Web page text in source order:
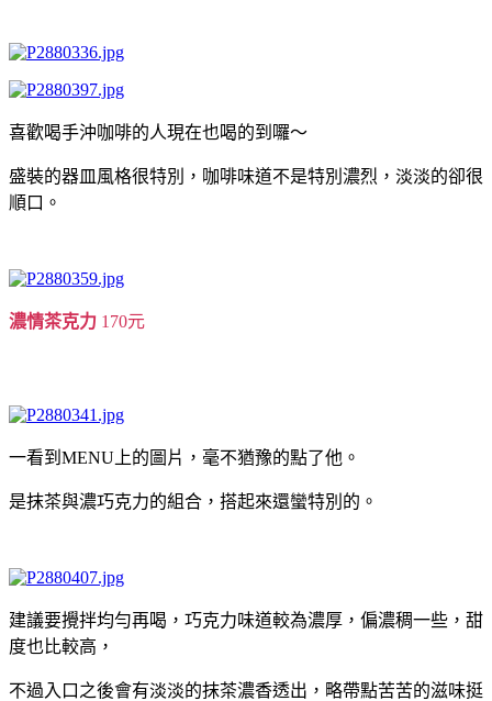
喜歡喝手沖咖啡的人現在也喝的到囉～
盛裝的器皿風格很特別，咖啡味道不是特別濃烈，淡淡的卻很
順口。
濃情茶克力 170元
一看到MENU上的圖片，毫不猶豫的點了他。
是抹茶與濃巧克力的組合，搭起來還蠻特別的。
建議要攪拌均勻再喝，巧克力味道較為濃厚，偏濃稠一些，甜
度也比較高，
不過入口之後會有淡淡的抹茶濃香透出，略帶點苦苦的滋味挺